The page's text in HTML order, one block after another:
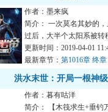
作者：墨来疯
简介： 一次莫名其妙的
过后，大半个太阳系被转
残酷的末世就此...
更新时间：2019-04-01
最新章节： 第1016章 终章
洪水末世：开局一根神
作者：暮有咕洋
简介： 【木筏求生+垂钓